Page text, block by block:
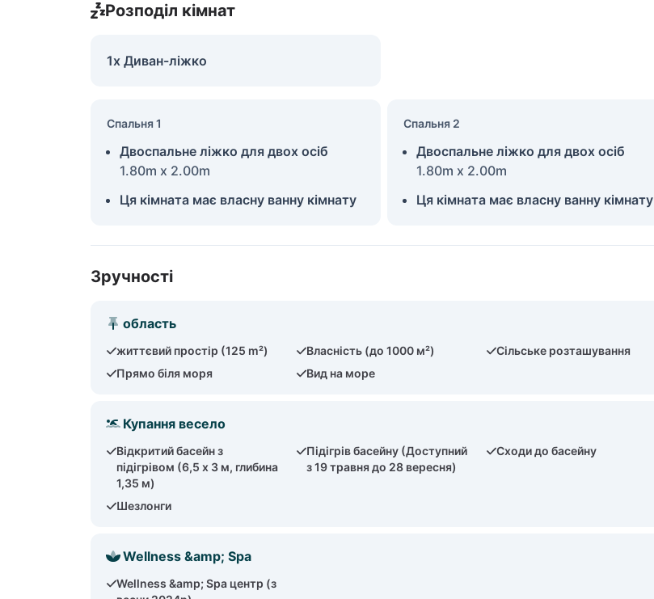
Розподіл кімнат
1x Диван-ліжко
Спальня 1
Двоспальне ліжко для двох осіб
1.80m x 2.00m
Ця кімната має власну ванну кімнату
Спальня 2
Двоспальне ліжко для двох осіб
1.80m x 2.00m
Ця кімната має власну ванну кімнату
Зручності
область
життєвий простір (125 m²) Власність (до 1000 м²)
Сільське розташування
Прямо біля моря
Вид на море
Купання весело
Відкритий басейн з
підігрівом (6,5 х 3 м, глибина
1,35 м)
Підігрів басейну (Доступний
з 19 травня до 28 вересня)
Сходи до басейну
Шезлонги
Wellness &amp; Spa
Wellness &amp; Spa центр (з